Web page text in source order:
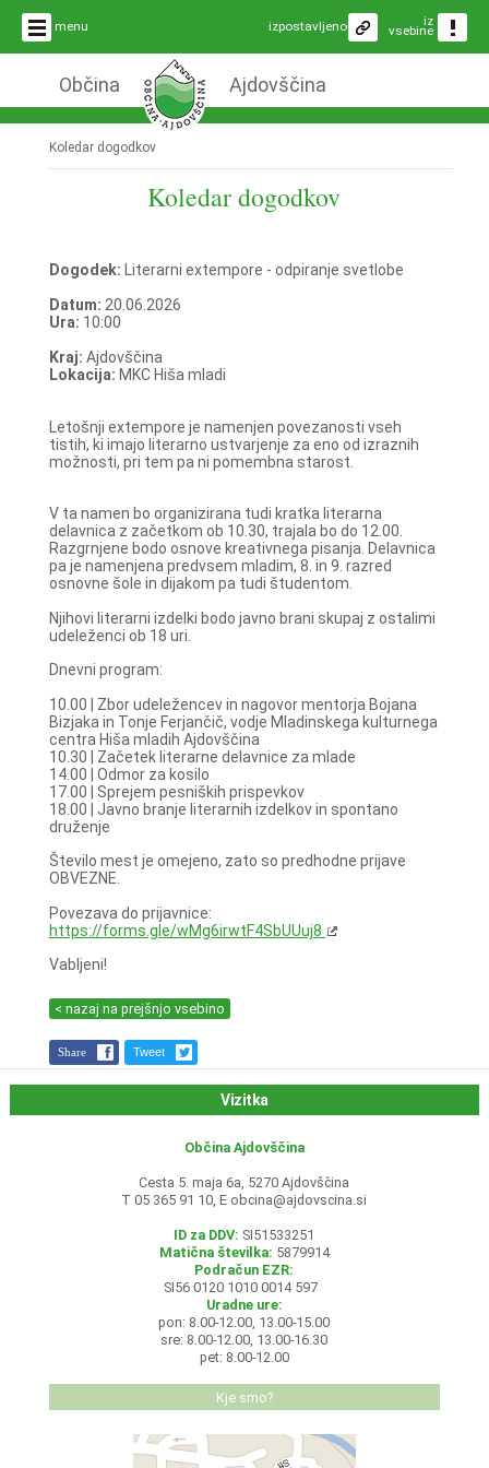
menu iz
vsebine
izpostavljeno
Občina Ajdovščina
Koledar dogodkov
Koledar dogodkov
Dogodek: Literarni extempore - odpiranje svetlobe
Datum: 20.06.2026
Ura: 10:00
Kraj: Ajdovščina
Lokacija: MKC Hiša mladi
Letošnji extempore je namenjen povezanosti vseh
tistih, ki imajo literarno ustvarjenje za eno od izraznih
možnosti, pri tem pa ni pomembna starost.
V ta namen bo organizirana tudi kratka literarna
delavnica z začetkom ob 10.30, trajala bo do 12.00.
Razgrnjene bodo osnove kreativnega pisanja. Delavnica
pa je namenjena predvsem mladim, 8. in 9. razred
osnovne šole in dijakom pa tudi študentom.
Njihovi literarni izdelki bodo javno brani skupaj z ostalimi
udeleženci ob 18 uri.
Dnevni program:
10.00 | Zbor udeležencev in nagovor mentorja Bojana
Bizjaka in Tonje Ferjančič, vodje Mladinskega kulturnega
centra Hiša mladih Ajdovščina
10.30 | Začetek literarne delavnice za mlade
14.00 | Odmor za kosilo
17.00 | Sprejem pesniških prispevkov
18.00 | Javno branje literarnih izdelkov in spontano
druženje
Število mest je omejeno, zato so predhodne prijave
OBVEZNE.
Povezava do prijavnice:
https://forms.gle/wMg6irwtF4SbUUuj8
Vabljeni!
< nazaj na prejšnjo vsebino
Share Tweet
Vizitka
Občina Ajdovščina
Cesta 5. maja 6a, 5270 Ajdovščina
T 05 365 91 10, E obcina@ajdovscina.si
ID za DDV: SI51533251
Matična številka: 5879914
Podračun EZR:
SI56 0120 1010 0014 597
Uradne ure:
pon: 8.00-12.00, 13.00-15.00
sre: 8.00-12.00, 13.00-16.30
pet: 8.00-12.00
Kje smo?